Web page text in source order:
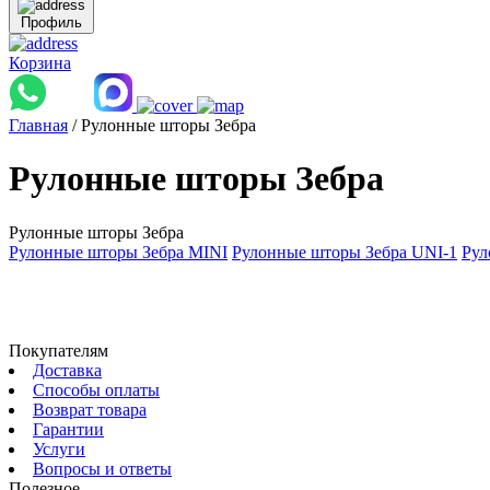
Профиль
Корзина
Главная / Рулонные шторы Зебра
Рулонные шторы Зебра
Рулонные шторы Зебра
Рулонные шторы Зебра MINI Рулонные шторы Зебра UNI-1
Покупателям
Доставка
Способы оплаты
Возврат товара
Гарантии
Услуги
Вопросы и ответы